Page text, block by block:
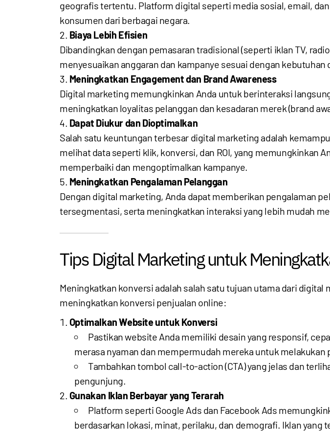
geografis tertentu. Platform digital seperti media sosial, email,
konsumen dari berbagai negara.
Biaya Lebih Efisien
Dibandingkan dengan pemasaran tradisional (seperti iklan TV,
menyesuaikan anggaran dan kampanye sesuai dengan kebutuhan
Meningkatkan Engagement dan Brand Awareness
Digital marketing memungkinkan Anda untuk berinteraksi
meningkatkan loyalitas pelanggan dan kesadaran merek (brand
Dapat Diukur dan Dioptimalkan
Salah satu keuntungan terbesar digital marketing adalah
melihat data seperti klik, konversi, dan ROI, yang memungkinkan
memperbaiki dan mengoptimalkan kampanye.
Meningkatkan Pengalaman Pelanggan
Dengan digital marketing, Anda dapat memberikan pengalaman
tersegmentasi, serta meningkatkan interaksi yang lebih mudah
Tips Digital Marketing untuk
Meningkatkan konversi adalah salah satu tujuan utama dari
meningkatkan konversi penjualan online:
Optimalkan Website untuk Konversi
Pastikan website Anda memiliki desain yang responsif,
merasa nyaman dan mempermudah mereka untuk melakukan
Tambahkan tombol call-to-action (CTA) yang jelas dan
pengunjung.
Gunakan Iklan Berbayar yang Terarah
Platform seperti Google Ads dan Facebook Ads
berdasarkan lokasi, minat, perilaku, dan demografi. Iklan yang